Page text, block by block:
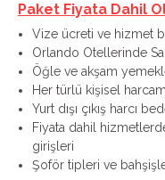
Paket Fiyata Dahil
Vize ücreti ve hizmet
Orlando Otellerinde
Öğle ve akşam
Her türlü kişisel
Yurt dışı çıkış harcı
Fiyata dahil
girişleri
Şoför tipleri ve